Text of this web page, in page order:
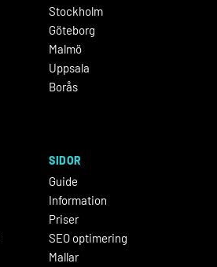
Stockholm
Göteborg
Malmö
Uppsala
Borås
SIDOR
Guide
Information
Priser
SEO optimering
Mallar